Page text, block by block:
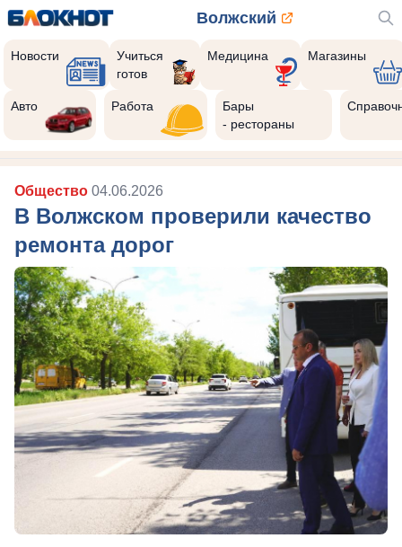
Волжский
Новости
Учиться
готов
Медицина Магазины
Авто Работа
Бары
- рестораны
Общество 04.06.2026
В Волжском проверили качество
ремонта дорог